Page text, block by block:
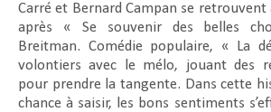
Carré et Bernard Campan se retrouvent
après « Se souvenir des belles
Breitman. Comédie populaire, « La
volontiers avec le mélo, jouant des
pour prendre la tangente. Dans cette
chance à saisir, les bons sentiments